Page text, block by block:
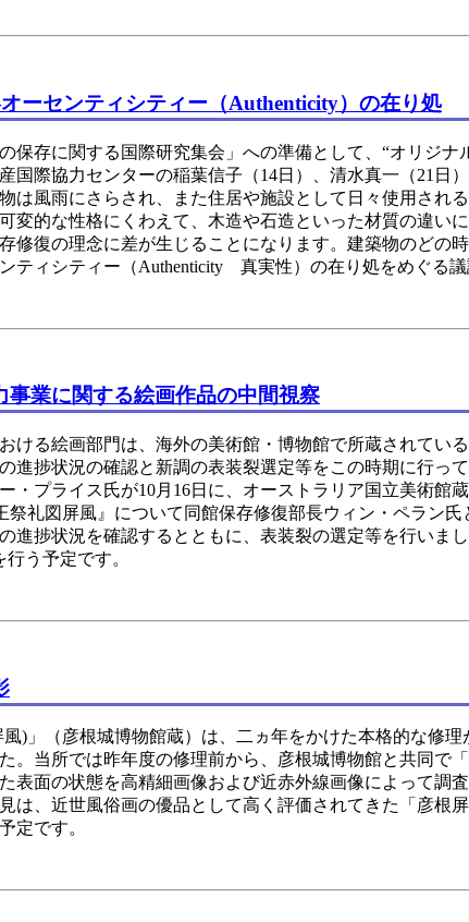
ーセンティシティー（Authenticity）の在り処
存に関する国際研究集会」への準備として、“オリジナ
国際協力センターの稲葉信子（14日）、清水真一（21日
は風雨にさらされ、また住居や施設として日々使用され
変的な性格にくわえて、木造や石造といった材質の違い
修復の理念に差が生じることになります。建築物のどの
ティシティー（Authenticity 真実性）の在り処をめぐる議
業に関する絵画作品の中間視察
る絵画部門は、海外の美術館・博物館で所蔵されてい
進捗状況の確認と新調の表装裂選定等をこの時期に行
・プライス氏が10月16日に、オーストラリア国立美術
祭礼図屏風』について同館保存修復部長ウィン・ペラン
進捗状況を確認するとともに、表装裂の選定等を行い
う予定です。
)」（彦根城博物館蔵）は、二ヵ年をかけた本格的な修
。当所では昨年度の修理前から、彦根城博物館と共同
表面の状態を高精細画像および近赤外線画像によって
は、近世風俗画の優品として高く評価されてきた「彦
定です。